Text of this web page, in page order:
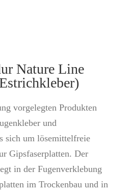
Nature Line
vorgelegten Produkten
und
sich um lösemittelfreie
Gipsfaserplatten. Der
in der Fugenverklebung
im Trockenbau und in